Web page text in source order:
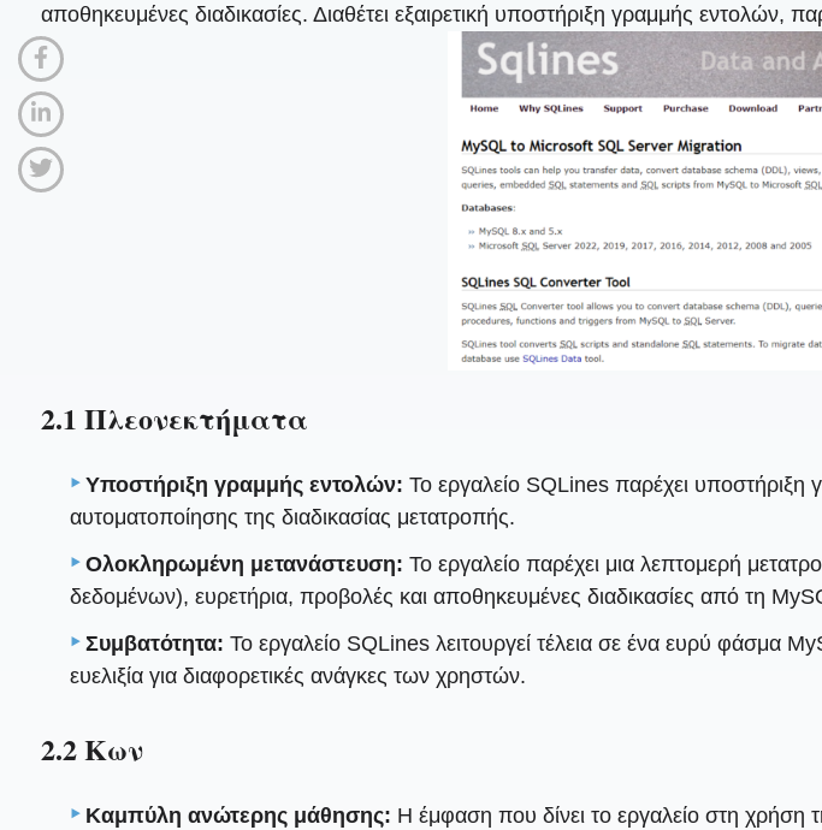
αποθηκευμένες διαδικασίες. Διαθέτει εξαιρετική υποστήριξη γραμμής εντολών,
2.1 Πλεονεκτήματα
Υποστήριξη γραμμής εντολών: Το εργαλείο SQLines παρέχει υποστήριξη
αυτοματοποίησης της διαδικασίας μετατροπής.
Ολοκληρωμένη μετανάστευση: Το εργαλείο παρέχει μια λεπτομερή
δεδομένων), ευρετήρια, προβολές και αποθηκευμένες διαδικασίες από τη
Συμβατότητα: Το εργαλείο SQLines λειτουργεί τέλεια σε ένα ευρύ
ευελιξία για διαφορετικές ανάγκες των χρηστών.
2.2 Κων
Καμπύλη ανώτερης μάθησης: Η έμφαση που δίνει το εργαλείο στη χρήση